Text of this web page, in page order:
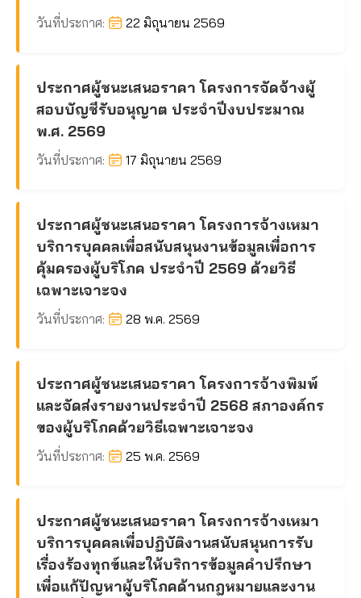
วันที่ประกาศ: 22 มิถุนายน 2569
ประกาศผู้ชนะเสนอราคา โครงการจัดจ้างผู้
สอบบัญชีรับอนุญาต ประจำปีงบประมาณ
พ.ศ. 2569
วันที่ประกาศ: 17 มิถุนายน 2569
ประกาศผู้ชนะเสนอราคา โครงการจ้างเหมา
บริการบุคคลเพื่อสนับสนุนงานข้อมูลเพื่อการ
คุ้มครองผู้บริโภค ประจำปี 2569 ด้วยวิธี
เฉพาะเจาะจง
วันที่ประกาศ: 28 พ.ค. 2569
ประกาศผู้ชนะเสนอราคา โครงการจ้างพิมพ์
และจัดส่งรายงานประจำปี 2568 สภาองค์กร
ของผู้บริโภคด้วยวิธีเฉพาะเจาะจง
วันที่ประกาศ: 25 พ.ค. 2569
ประกาศผู้ชนะเสนอราคา โครงการจ้างเหมา
บริการบุคคลเพื่อปฏิบัติงานสนับสนุนการรับ
เรื่องร้องทุกข์และให้บริการข้อมูลคำปรึกษา
เพื่อแก้ปัญหาผู้บริโภคด้านกฎหมายและงาน